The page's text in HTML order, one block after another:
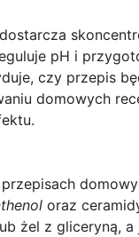
pH i
czy przepis
domowych
oraz
żel z gliceryną, a